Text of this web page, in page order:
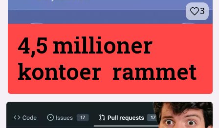
3
4,5 millioner
kontoer rammet